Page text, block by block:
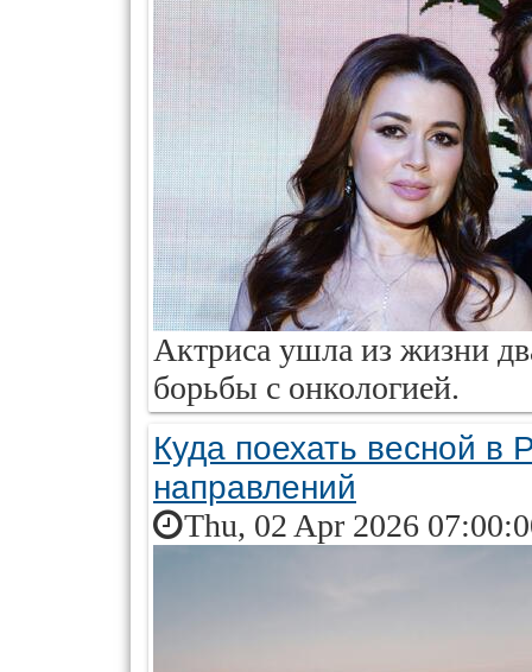
Актриса ушла из жизни
борьбы с онкологией.
Куда поехать весной в
направлений
Thu, 02 Apr 2026